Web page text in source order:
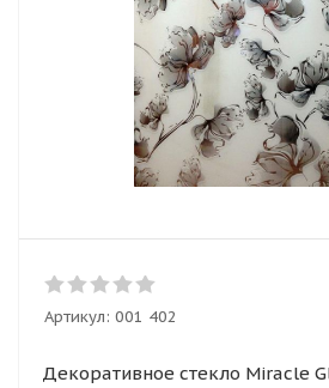
Артикул: 001 402
Декоративное стекло Miracle